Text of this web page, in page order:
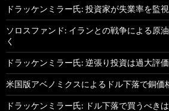
ドラッケンミラー氏: 投資家が失業率を監
ソロスファンド: イランとの戦争による原
く
ドラッケンミラー氏: 逆張り投資は過大評
米国版アベノミクスによるドル下落で銅価
ドラッケンミラー氏: ドル下落で買うべき